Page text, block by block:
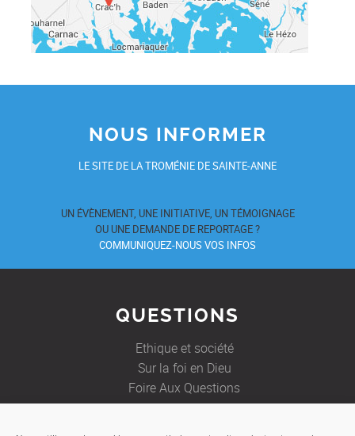
NOUS INFORMER
LE SITE DE LA TROMÉNIE DE SAINTE-ANNE
UN ÉVÈNEMENT, UNE INITIATIVE, UN TÉMOIGNAGE
OU UNE DEMANDE DE REPORTAGE ?
COMMUNIQUEZ-NOUS VOS INFOS
QUESTIONS
Ethique et société
Sur la foi en Dieu
Foire Aux Questions